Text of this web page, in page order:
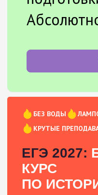
БЕЗ ВОДЫ
КРУТЫЕ
ЕГЭ 2027:
КУРС
ПО